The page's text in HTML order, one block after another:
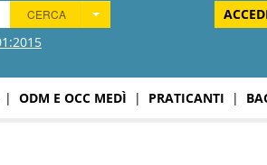
CERCA
| ODM E OCC MEDÌ | PRATICANTI |